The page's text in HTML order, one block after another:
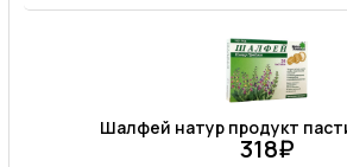
Шалфей натур продукт
318₽